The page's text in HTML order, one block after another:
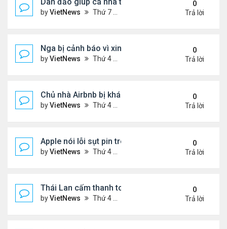
byVietNews Thứ 7 Tháng 4 02, 2022 8:43 am
0
Trả lời
Nga bị cảnh báo vì xin đăng cai Euro
byVietNews Thứ 4 Tháng 3 23, 2022 9:52 pm
0
Trả lời
Chủ nhà Airbnb bị khách lấy hết giấy vệ sinh
byVietNews Thứ 4 Tháng 3 23, 2022 9:45 pm
0
Trả lời
Apple nói lỗi sụt pin trên iOS 15.4 là bình thường
byVietNews Thứ 4 Tháng 3 23, 2022 9:45 pm
0
Trả lời
Thái Lan cấm thanh toán bằng tiền điện tử
byVietNews Thứ 4 Tháng 3 23, 2022 4:27 pm
0
Trả lời